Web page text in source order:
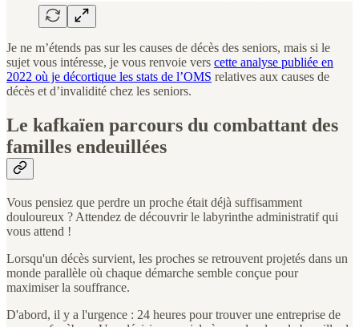
Je ne m’étends pas sur les causes de décès des seniors, mais si le
sujet vous intéresse, je vous renvoie vers cette analyse publiée en
2022 où je décortique les stats de l’OMS relatives aux causes de
décès et d’invalidité chez les seniors.
Le kafkaïen parcours du combattant des
familles endeuillées
Vous pensiez que perdre un proche était déjà suffisamment
douloureux ? Attendez de découvrir le labyrinthe administratif qui
vous attend !
Lorsqu'un décès survient, les proches se retrouvent projetés dans un
monde parallèle où chaque démarche semble conçue pour
maximiser la souffrance.
D'abord, il y a l'urgence : 24 heures pour trouver une entreprise de